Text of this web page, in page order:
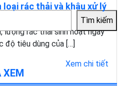
loại rác thải và khâu xử lý
lượng rác thải sinh hoạt ngày
độ tiêu dùng của […]
Xem chi tiết
Tìm kiếm
XEM